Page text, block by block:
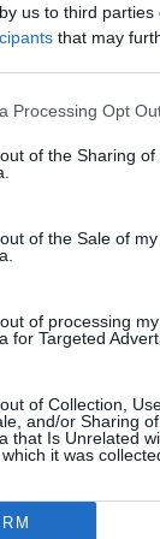
us to third parties
that may
Processing Opt
of the Sharing of
of the Sale of my
of processing my
for Targeted
of Collection,
and/or Sharing
that Is Unrelated
it was
a nok scoot
d’accord